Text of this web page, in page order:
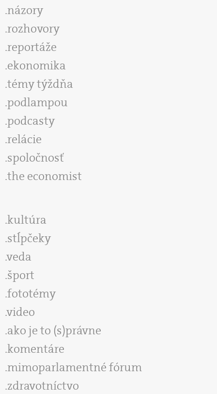
názory
rozhovory
reportáže
ekonomika
témy týždňa
podlampou
podcasty
relácie
spoločnosť
the economist
kultúra
stĺpčeky
veda
šport
fototémy
video
ako je to (s)právne
komentáre
mimoparlamentné fórum
zdravotníctvo